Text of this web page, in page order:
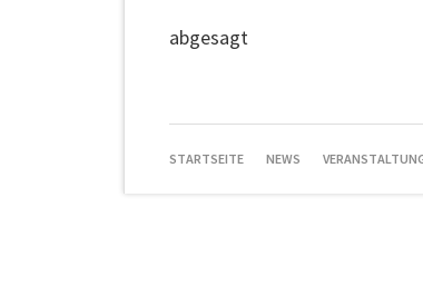
abgesagt
NAVIGATION
STARTSEITE NEWS